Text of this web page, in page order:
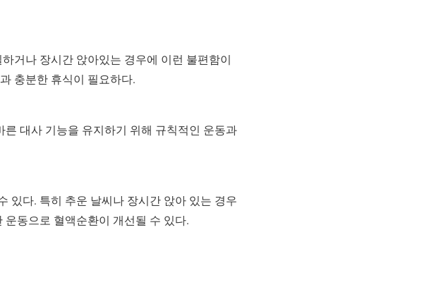
거나 장시간 앉아있는 경우에 이런 불편함이
충분한 휴식이 필요하다.
대사 기능을 유지하기 위해 규칙적인 운동과
있다. 특히 추운 날씨나 장시간 앉아 있는 경우
동으로 혈액순환이 개선될 수 있다.